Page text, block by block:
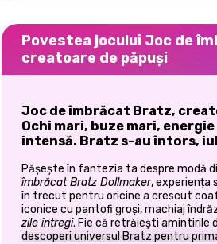
Povestea jocului Joc de
creatoare de păpuși
Joc de îmbrăcat Bratz,
Ochi mari, buze mari,
intensă. Bratz s-au întors,
Pășește în fantezia ta despre modă
îmbrăcat Bratz Dollmaker, experiența
în trecut pentru oricine a crescut
iconice cu pantofi groși, machiaj
zile întregi. Fie că retrăiești amintirile
descoperi universul Bratz pentru